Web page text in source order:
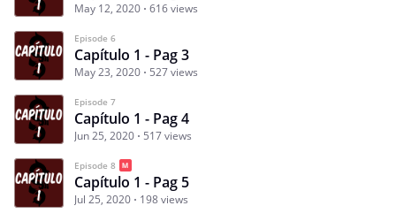
May 12, 2020 616 views
Episode 6
Capítulo 1 - Pag 3
May 23, 2020 527 views
Episode 7
Capítulo 1 - Pag 4
Jun 25, 2020 517 views
Episode 8
Capítulo 1 - Pag 5
Jul 25, 2020 198 views